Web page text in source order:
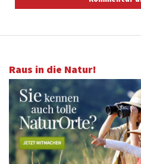
Raus in die Natur!